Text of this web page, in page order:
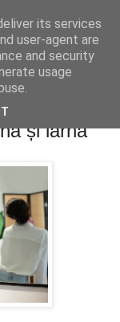
și iarnă
its services
user-agent are
and security
usage